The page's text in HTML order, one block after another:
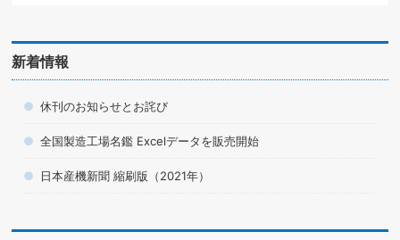
新着情報
休刊のお知らせとお詫び
全国製造工場名鑑 Excelデータを販売開始
日本産機新聞 縮刷版（2021年）